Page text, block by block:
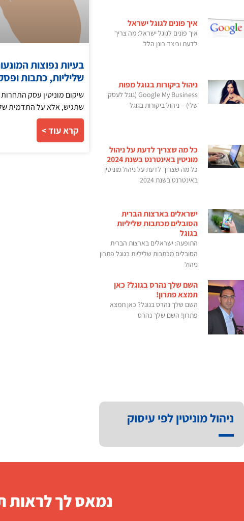
איך פונים לגוגל ישראל
איך פונים לגוגל ישראל: מה צריך
לדעת וכיצד רונן הלל
ניהול ביקורות בגוגל מפות
Google My Business (גוגל לעסק
שלי) – ניהול ביקורות בגוגל
כל מה שצריך לדעת על ניהול
מוניטין באינטרנט בשנת 2024
כל מה שצריך לדעת על ניהול מוניטין
באינטרנט בשנת 2024
ישראלים בארצות הברית
הסובלים מכתבות שליליות
בגוגל
התופעה: ישראלים בארצות הברית
הסובלים מכתבות שליליות בגוגל פתרון
ניהול
השם שלך נהרס בגוגל? כאן
תמצא פתרון!
השם שלך נהרס בגוגל? כאן תמצא
פתרון! השם שלך נהרס
ניהול מוניטין לפי עיסוק
בעיות נפוצות
שליליות, כתבות
שיקום מוניטין עסק
שתגיש, אלא על התדמית
קרא עוד >
נמאס לך לראות